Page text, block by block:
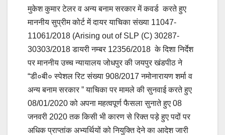
मुकेश कुमार टेलर व अन्य बनाम सरकार में कवर्ड करते हुए
माननीय सुप्रीम कोर्ट में दायर याचिका संख्या 11047-
11061/2018 (Arising out of SLP (C) 30287-
30303/2018 डायरी नम्बर 12356/2018 के दिशा निर्देश
पर माननीय उच्च न्यायालय जोधपुर की जयपुर खंडपीठ ने
“डी०बी० स्पेशल रिट संख्या 908/2017 नमोनारायण शर्मा व
अन्य बनाम सरकार ” याचिका पर मामले की सुनवाई करते हुए
08/01/2020 को अपना महत्वपूर्ण फैसला सुनाते हुए 08
जनवरी 2020 तक किसी भी कारण से रिक्त पड़े हुए पदों पर
अधिक प्राप्तांक अभ्यर्थियों को नियुक्ति देने का आदेश जारी